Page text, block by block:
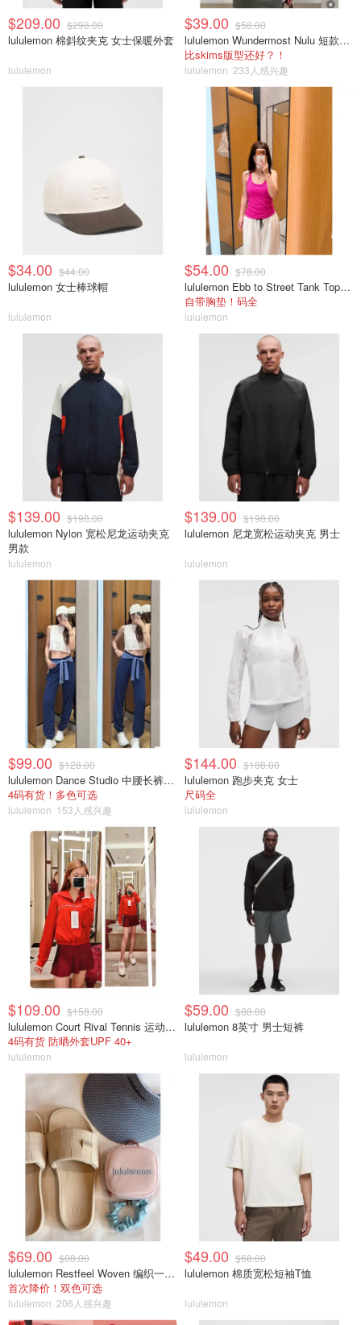
$209.00 $298.00
lululemon 棉斜纹夹克 女士保暖外套
lululemon
$39.00 $58.00
lululemon Wundermost Nulu 短款圆领T恤
比skims版型还好？！
lululemon 233人感兴趣
$34.00 $44.00
lululemon 女士棒球帽
lululemon
$54.00 $78.00
lululemon Ebb to Street Tank Top 女士轻支撑背心
自带胸垫！码全
lululemon
$139.00 $198.00
lululemon Nylon 宽松尼龙运动夹克
男款
lululemon
$139.00 $198.00
lululemon 尼龙宽松运动夹克 男士
lululemon
$99.00 $128.00
lululemon Dance Studio 中腰长裤 女装常规款
4码有货！多色可选
lululemon 153人感兴趣
$144.00 $188.00
lululemon 跑步夹克 女士
尺码全
lululemon
$109.00 $158.00
lululemon Court Rival Tennis 运动夹克 女士
4码有货 防晒外套UPF 40+
lululemon
$59.00 $88.00
lululemon 8英寸 男士短裤
lululemon
$69.00 $88.00
lululemon Restfeel Woven 编织一字拖
首次降价！双色可选
lululemon 206人感兴趣
$49.00 $68.00
lululemon 棉质宽松短袖T恤
lululemon